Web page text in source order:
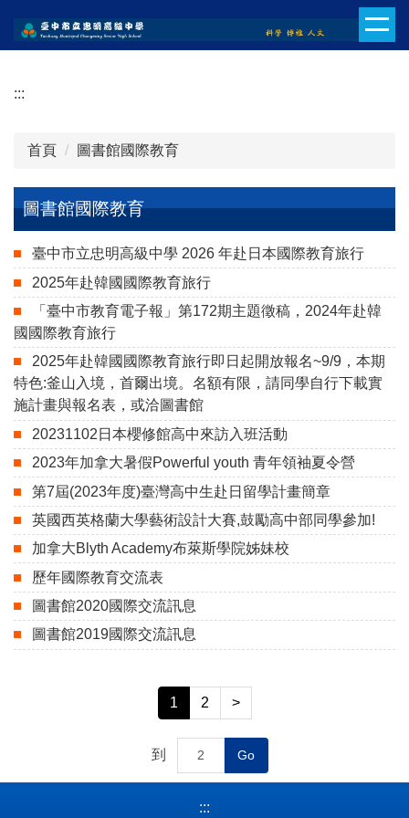
到
內
:::
首頁 圖書館國際教育
圖書館國際教育
臺中市立忠明高級中學 2026 年赴日本國際教育旅行
2025年赴韓國國際教育旅行
「臺中市教育電子報」第172期主題徵稿，2024年赴韓
國國際教育旅行
2025年赴韓國國際教育旅行即日起開放報名~9/9，本期
特色:釜山入境，首爾出境。名額有限，請同學自行下載實
施計畫與報名表，或洽圖書館
20231102日本櫻修館高中來訪入班活動
2023年加拿大暑假Powerful youth 青年領袖夏令營
第7屆(2023年度)臺灣高中生赴日留學計畫簡章
英國西英格蘭大學藝術設計大賽,鼓勵高中部同學參加!
加拿大Blyth Academy布萊斯學院姊妹校
歷年國際教育交流表
圖書館2020國際交流訊息
圖書館2019國際交流訊息
1 2 >
到 Go
:::